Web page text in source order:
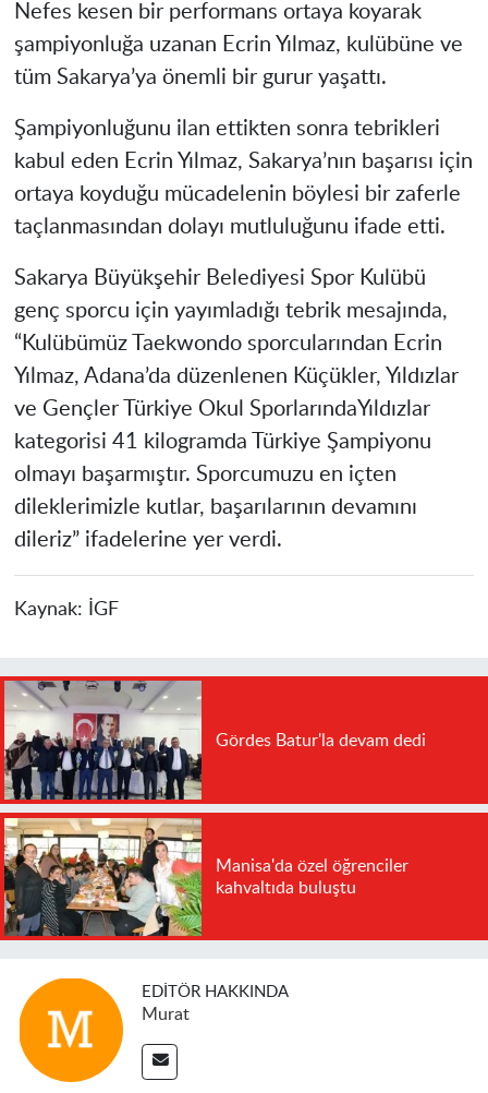
Nefes kesen bir performans ortaya koyarak
şampiyonluğa uzanan Ecrin Yılmaz, kulübüne ve
tüm Sakarya’ya önemli bir gurur yaşattı.
Şampiyonluğunu ilan ettikten sonra tebrikleri
kabul eden Ecrin Yılmaz, Sakarya’nın başarısı için
ortaya koyduğu mücadelenin böylesi bir zaferle
taçlanmasından dolayı mutluluğunu ifade etti.
Sakarya Büyükşehir Belediyesi Spor Kulübü
genç sporcu için yayımladığı tebrik mesajında,
“Kulübümüz Taekwondo sporcularından Ecrin
Yılmaz, Adana’da düzenlenen Küçükler, Yıldızlar
ve Gençler Türkiye Okul SporlarındaYıldızlar
kategorisi 41 kilogramda Türkiye Şampiyonu
olmayı başarmıştır. Sporcumuzu en içten
dileklerimizle kutlar, başarılarının devamını
dileriz” ifadelerine yer verdi.
Kaynak: İGF
Gördes Batur'la devam dedi
Manisa'da özel öğrenciler
kahvaltıda buluştu
EDITÖR HAKKINDA
Murat